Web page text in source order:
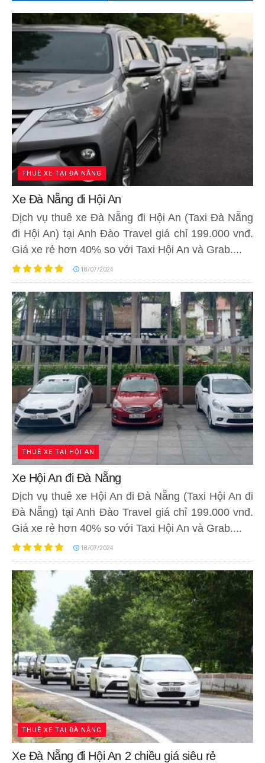
THUÊ XE TẠI ĐÀ NẴNG
Xe Đà Nẵng đi Hội An
Dịch vụ thuê xe Đà Nẵng đi Hội An (Taxi Đà Nẵng
đi Hội An) tại Anh Đào Travel giá chỉ 199.000 vnđ.
Giá xe rẻ hơn 40% so với Taxi Hội An và Grab....
18/07/2024
THUÊ XE TẠI HỘI AN
Xe Hội An đi Đà Nẵng
Dịch vụ thuê xe Hội An đi Đà Nẵng (Taxi Hội An đi
Đà Nẵng) tại Anh Đào Travel giá chỉ 199.000 vnđ.
Giá xe rẻ hơn 40% so với Taxi Hội An và Grab....
18/07/2024
THUÊ XE TẠI ĐÀ NẴNG
Xe Đà Nẵng đi Hội An 2 chiều giá siêu rẻ